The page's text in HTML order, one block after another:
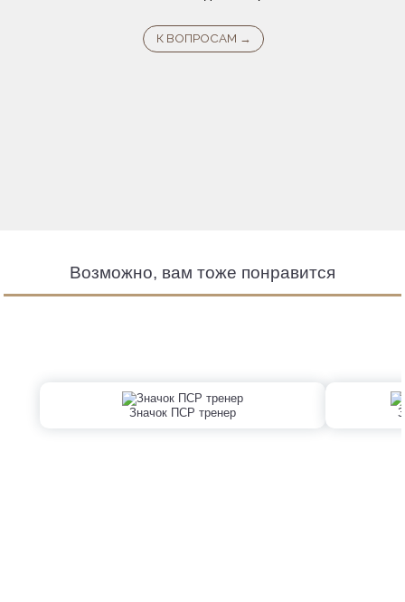
Возможно, вам тоже понравится
Значок ПСР тренер